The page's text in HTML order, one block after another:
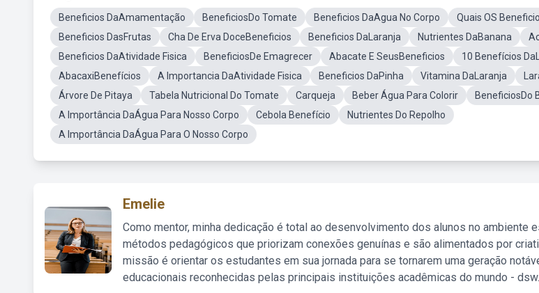
Beneficios DaAmamentação BeneficiosDo Tomate Beneficios DaAgua No Corpo
Quais OS
Beneficios DasFrutas
Cha De Erva DoceBeneficios Beneficios DaLaranja Nutrientes DaBanana
Beneficios DaAtividade Fisica
BeneficiosDe Emagrecer Abacate E SeusBeneficios
10 Benefícios
AbacaxiBenefícios
A Importancia DaAtividade Fisica Beneficios DaPinha Vitamina DaLaranja
Árvore De Pitaya
Tabela Nutricional Do Tomate Carqueja Beber Água Para Colorir
BeneficiosDo
A Importância DaÁgua Para Nosso Corpo
Cebola Benefício
Nutrientes Do Repolho
A Importância DaÁgua Para O Nosso Corpo
Emelie
Como mentor, minha dedicação é total ao desenvolvimento dos alunos no ambiente
métodos pedagógicos que priorizam conexões genuínas e são alimentados por
missão é orientar os estudantes em sua jornada para se tornarem uma geração
educacionais reconhecidas pelas principais instituições acadêmicas do mundo -